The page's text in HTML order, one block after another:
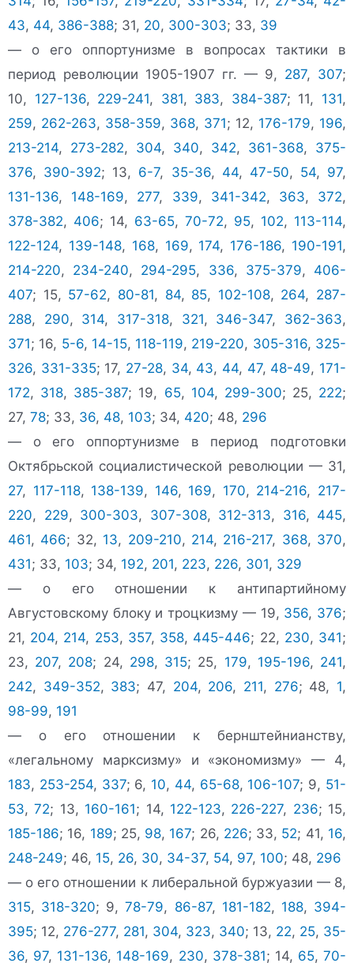
43, 44, 386-388; 31, 20, 300-303; 33, 39
— о его оппортунизме в вопросах тактики в
период революции 1905-1907 гг. — 9, 287, 307;
10, 127-136, 229-241, 381, 383, 384-387; 11, 131,
259, 262-263, 358-359, 368, 371; 12, 176-179, 196,
213-214, 273-282, 304, 340, 342, 361-368, 375-
376, 390-392; 13, 6-7, 35-36, 44, 47-50, 54, 97,
131-136, 148-169, 277, 339, 341-342, 363, 372,
378-382, 406; 14, 63-65, 70-72, 95, 102, 113-114,
122-124, 139-148, 168, 169, 174, 176-186, 190-191,
214-220, 234-240, 294-295, 336, 375-379, 406-
407; 15, 57-62, 80-81, 84, 85, 102-108, 264, 287-
288, 290, 314, 317-318, 321, 346-347, 362-363,
371; 16, 5-6, 14-15, 118-119, 219-220, 305-316, 325-
326, 331-335; 17, 27-28, 34, 43, 44, 47, 48-49, 171-
172, 318, 385-387; 19, 65, 104, 299-300; 25, 222;
27, 78; 33, 36, 48, 103; 34, 420; 48, 296
— о его оппортунизме в период подготовки
Октябрьской социалистической революции — 31,
27, 117-118, 138-139, 146, 169, 170, 214-216, 217-
220, 229, 300-303, 307-308, 312-313, 316, 445,
461, 466; 32, 13, 209-210, 214, 216-217, 368, 370,
431; 33, 103; 34, 192, 201, 223, 226, 301, 329
— о его отношении к антипартийному
Августовскому блоку и троцкизму — 19, 356, 376;
21, 204, 214, 253, 357, 358, 445-446; 22, 230, 341;
23, 207, 208; 24, 298, 315; 25, 179, 195-196, 241,
242, 349-352, 383; 47, 204, 206, 211, 276; 48, 1,
98-99, 191
— о его отношении к бернштейнианству,
«легальному марксизму» и «экономизму» — 4,
183, 253-254, 337; 6, 10, 44, 65-68, 106-107; 9, 51-
53,72; 13, 160-161; 14, 122-123, 226-227, 236; 15,
185-186; 16, 189; 25, 98, 167; 26, 226; 33, 52; 41, 16,
248-249; 46, 15, 26, 30, 34-37, 54, 97, 100; 48, 296
— о его отношении к либеральной буржуазии — 8,
315, 318-320; 9,78-79, 86-87, 181-182, 188, 394-
395; 12, 276-277, 281, 304, 323, 340; 13, 22, 25, 35-
36, 97, 131-136, 148-169, 230, 378-381; 14, 65, 70-